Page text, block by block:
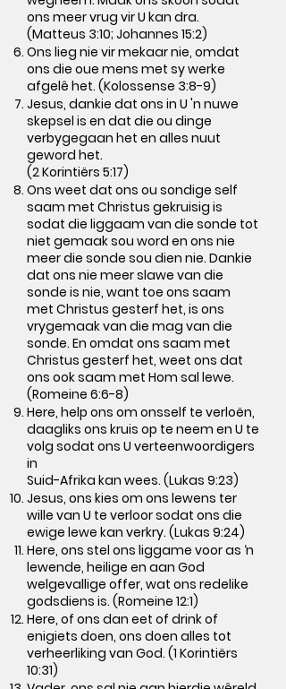
ons meer vrug vir U kan dra.
(Matteus 3:10; Johannes 15:2)
Ons lieg nie vir mekaar nie, omdat
ons die oue mens met sy werke
afgelê het. (Kolossense 3:8-9)
Jesus, dankie dat ons in U 'n nuwe
skepsel is en dat die ou dinge
verbygegaan het en alles nuut
geword het.
(2 Korintiërs 5:17)
Ons weet dat ons ou sondige self
saam met Christus gekruisig is
sodat die liggaam van die sonde tot
niet gemaak sou word en ons nie
meer die sonde sou dien nie. Dankie
dat ons nie meer slawe van die
sonde is nie, want toe ons saam
met Christus gesterf het, is ons
vrygemaak van die mag van die
sonde. En omdat ons saam met
Christus gesterf het, weet ons dat
ons ook saam met Hom sal lewe.
(Romeine 6:6-8)
Here, help ons om onsself te verloën,
daagliks ons kruis op te neem en U te
volg sodat ons U verteenwoordigers
in
Suid-Afrika kan wees. (Lukas 9:23)
Jesus, ons kies om ons lewens ter
wille van U te verloor sodat ons die
ewige lewe kan verkry. (Lukas 9:24)
Here, ons stel ons liggame voor as ‘n
lewende, heilige en aan God
welgevallige offer, wat ons redelike
godsdiens is. (Romeine 12:1)
Here, of ons dan eet of drink of
enigiets doen, ons doen alles tot
verheerliking van God. (1 Korintiërs
10:31)